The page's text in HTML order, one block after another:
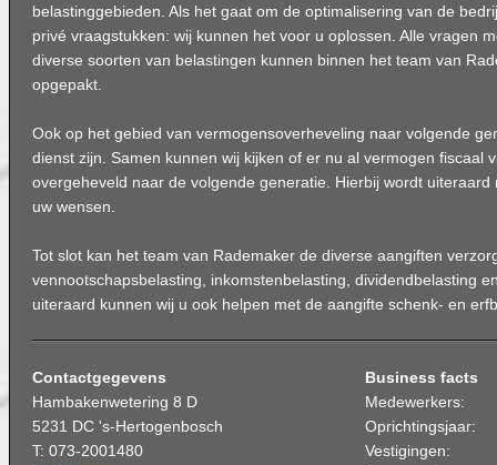
belastinggebieden. Als het gaat om de optimalisering van de
privé vraagstukken: wij kunnen het voor u oplossen. Alle vragen
diverse soorten van belastingen kunnen binnen het team van
opgepakt.
Ook op het gebied van vermogensoverheveling naar volgende
dienst zijn. Samen kunnen wij kijken of er nu al vermogen fiscaal
overgeheveld naar de volgende generatie. Hierbij wordt
uw wensen.
Tot slot kan het team van Rademaker de diverse aangiften
vennootschapsbelasting, inkomstenbelasting, dividendbelasting
uiteraard kunnen wij u ook helpen met de aangifte schenk- en
Contactgegevens
Hambakenwetering 8 D
5231 DC 's-Hertogenbosch
T: 073-2001480
Business facts
Medewerkers:
Oprichtingsjaar:
Vestigingen: